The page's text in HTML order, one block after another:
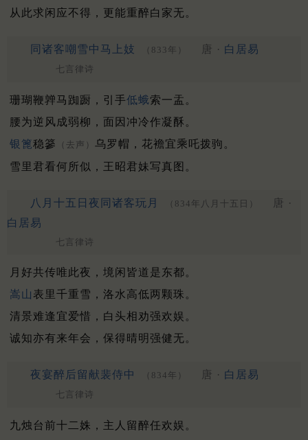
从此求闲应不得，更能重醉白家无。
同诸客嘲雪中马上妓 （833年） 唐 · 白居易
七言律诗
珊瑚鞭亸马踟蹰，引手低蛾索一盂。
腰为逆风成弱柳，面因冲冷作凝酥。
银篦稳篸 （去声） 乌罗帽，花襜宜乘吒拨驹。
雪里君看何所似，王昭君妹写真图。
八月十五日夜同诸客玩月 （834年八月十五日）
唐 ·
白居易
七言律诗
月好共传唯此夜，境闲皆道是东都。
嵩山表里千重雪，洛水高低两颗珠。
清景难逢宜爱惜，白头相劝强欢娱。
诚知亦有来年会，保得晴明强健无。
夜宴醉后留献裴侍中 （834年） 唐 · 白居易
七言律诗
九烛台前十二姝，主人留醉任欢娱。